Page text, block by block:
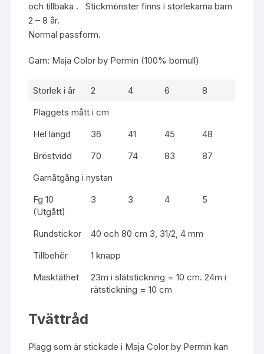
och tillbaka . Stickmönster finns i storlekarna barn
2 – 8 år.
Normal passform.
Garn: Maja Color by Permin (100% bomull)
Storlek i år 2 4 6
8
Plaggets mått i cm
Hel längd
36 41 45
48
Bröstvidd
70 74 83
87
Garnåtgång i nystan
Fg 10
(Utgått)
3 3 4 5
Rundstickor
40 och 80 cm 3, 31/2, 4 mm
Tillbehör
1 knapp
Masktäthet
23m i slätstickning = 10 cm. 24m i
rätstickning = 10 cm
Tvättråd
Plagg som är stickade i Maja Color by Permin kan